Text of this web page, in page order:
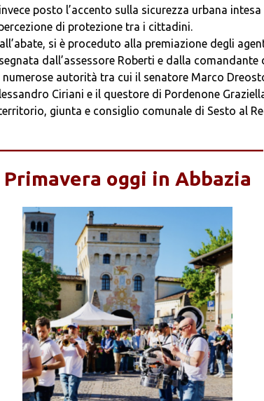
posto l’accento sulla sicurezza urbana
di protezione tra i cittadini.
si è proceduto alla premiazione degli
dall’assessore Roberti e dalla comandante
numerose autorità tra cui il senatore Marco
Ciriani e il questore di Pordenone
giunta e consiglio comunale di Sesto al
Primavera oggi in Abbazia